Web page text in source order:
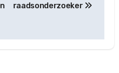
raadsonderzoeker